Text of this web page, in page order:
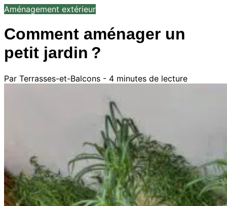
Aménagement extérieur
Comment aménager un
petit jardin ?
Par Terrasses-et-Balcons - 4 minutes de lecture